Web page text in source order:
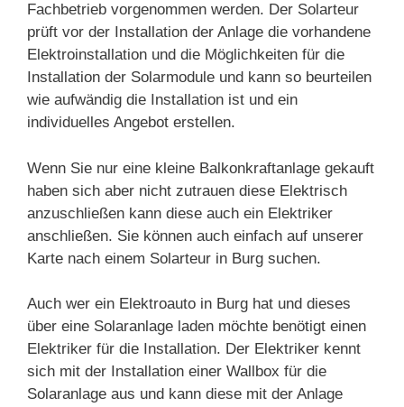
Fachbetrieb vorgenommen werden. Der Solarteur
prüft vor der Installation der Anlage die vorhandene
Elektroinstallation und die Möglichkeiten für die
Installation der Solarmodule und kann so beurteilen
wie aufwändig die Installation ist und ein
individuelles Angebot erstellen.
Wenn Sie nur eine kleine Balkonkraftanlage gekauft
haben sich aber nicht zutrauen diese Elektrisch
anzuschließen kann diese auch ein Elektriker
anschließen. Sie können auch einfach auf unserer
Karte nach einem Solarteur in Burg suchen.
Auch wer ein Elektroauto in Burg hat und dieses
über eine Solaranlage laden möchte benötigt einen
Elektriker für die Installation. Der Elektriker kennt
sich mit der Installation einer Wallbox für die
Solaranlage aus und kann diese mit der Anlage